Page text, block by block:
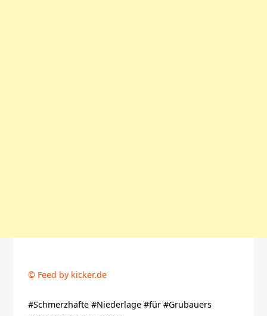
© Feed by kicker.de
#Schmerzhafte #Niederlage #für #Grubauers